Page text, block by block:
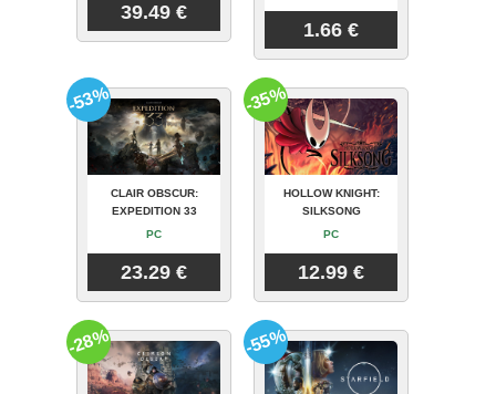
39.49 €
1.66 €
CLAIR OBSCUR:
EXPEDITION 33
PC
23.29 €
-53%
HOLLOW KNIGHT:
SILKSONG
PC
12.99 €
-35%
-28% -55%